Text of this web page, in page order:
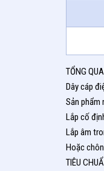
TỔNG
Dây cáp
Sản
Lắp cố
Lắp âm
Hoặc
TIÊU